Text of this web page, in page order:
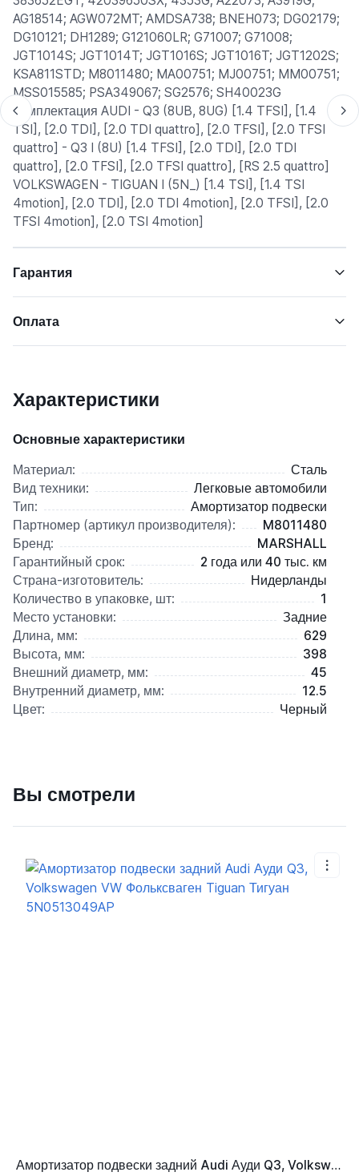
AG18514; AGW072MT; AMDSA738; BNEH073; DG02179;
DG10121; DH1289; G121060LR; G71007; G71008;
JGT1014S; JGT1014T; JGT1016S; JGT1016T; JGT1202S;
KSA811STD; M8011480; MA00751; MJ00751; MM00751;
MSS015585; PSA349067; SG2576; SH40023G
Комплектация AUDI - Q3 (8UB, 8UG) [1.4 TFSI], [1.4
TSI], [2.0 TDI], [2.0 TDI quattro], [2.0 TFSI], [2.0 TFSI
quattro] - Q3 I (8U) [1.4 TFSI], [2.0 TDI], [2.0 TDI
quattro], [2.0 TFSI], [2.0 TFSI quattro], [RS 2.5 quattro]
VOLKSWAGEN - TIGUAN I (5N_) [1.4 TSI], [1.4 TSI
4motion], [2.0 TDI], [2.0 TDI 4motion], [2.0 TFSI], [2.0
TFSI 4motion], [2.0 TSI 4motion]
Гарантия
Оплата
Характеристики
Основные характеристики
Материал:
Сталь
Вид техники:
Легковые автомобили
Тип:
Амортизатор подвески
Партномер (артикул производителя):
M8011480
Бренд:
MARSHALL
Гарантийный срок:
2 года или 40 тыс. км
Страна-изготовитель:
Нидерланды
Количество в упаковке, шт:
1
Место установки:
Задние
Длина, мм:
629
Высота, мм:
398
Внешний диаметр, мм:
45
Внутренний диаметр, мм:
12.5
Цвет:
Черный
Вы смотрели
Амортизатор подвески задний Audi Ауди Q3, Volkswagen VW Фольксваген Tiguan Тигуан 5N0513049AP